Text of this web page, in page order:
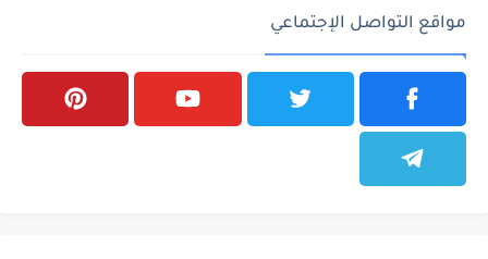
مواقع التواصل الإجتماعي